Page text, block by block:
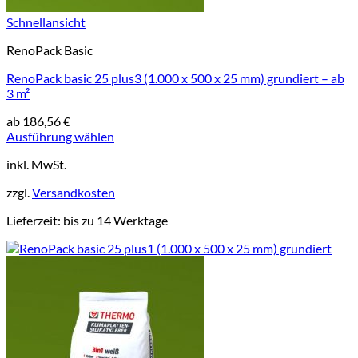
Schnellansicht
RenoPack Basic
RenoPack basic 25 plus3 (1.000 x 500 x 25 mm) grundiert – ab
3 m²
ab 186,56€
Ausführung wählen
Produkt
mehrere
auf.
Die
Optionen
Produktseite
inkl. MwSt.
zzgl.Versandkosten
Lieferzeit: bis zu 14 Werktage